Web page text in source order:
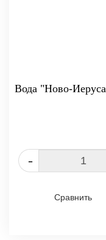
Вода "Ново-
-
Сравнить